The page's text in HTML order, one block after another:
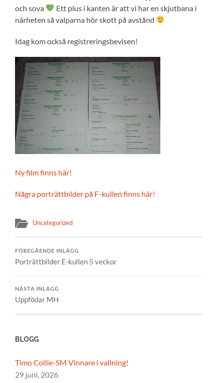
och sova
Ett plus i kanten är att vi har en skjutbana i
närheten så valparna hör skott på avstånd
Idag kom också registreringsbevisen!
Ny film finns här!
Några porträttbilder på F-kullen finns här!
Uncategorized
FÖREGÅENDE INLÄGG
Porträttbilder E-kullen 5 veckor
NÄSTA INLÄGG
Uppfödar MH
BLOGG
Timo Collie-SM Vinnare i vallning!
29 juni, 2026